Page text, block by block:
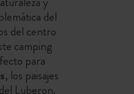
del
del centro
camping
para
, los paisajes
Luberon.